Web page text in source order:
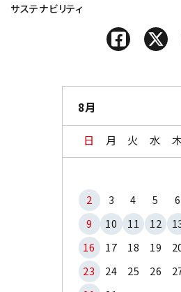
サステナビリティ
8月
日 月 火 水
2
3 4 5 6
9
10 11 12
16
17 18 19
23
24 25 26